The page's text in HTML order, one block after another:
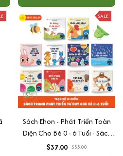
SALE
Sách Ehon - Phát Triển Toàn
Diện Cho Bé 0 - 6 Tuổi - Sách
Song Ngữ Việt - Anh
$37.00 $55.00